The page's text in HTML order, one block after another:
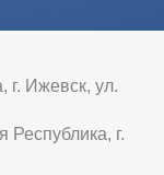
г. Ижевск, ул.
Республика, г.